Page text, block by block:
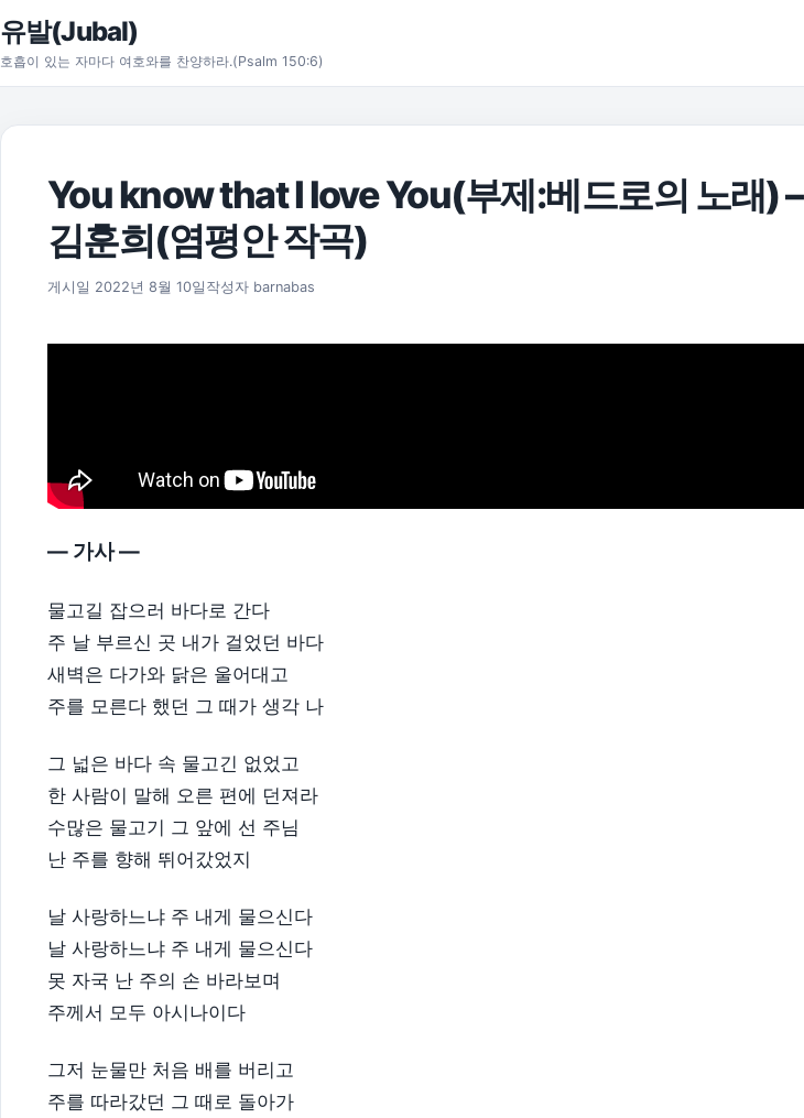
본문으로 건너뛰기
유발(Jubal)
호흡이 있는 자마다 여호와를 찬양하라.(Psalm 150:6)
You know that I love You(부제:베드로의 노래) –
김훈희(염평안 작곡)
게시일 2022년 8월 10일 2025년 11월 18일
작성자 barnabas
— 가사 —
물고길 잡으러 바다로 간다
주 날 부르신 곳 내가 걸었던 바다
새벽은 다가와 닭은 울어대고
주를 모른다 했던 그 때가 생각 나
그 넓은 바다 속 물고긴 없었고
한 사람이 말해 오른 편에 던져라
수많은 물고기 그 앞에 선 주님
난 주를 향해 뛰어갔었지
날 사랑하느냐 주 내게 물으신다
날 사랑하느냐 주 내게 물으신다
못 자국 난 주의 손 바라보며
주께서 모두 아시나이다
그저 눈물만 처음 배를 버리고
주를 따라갔던 그 때로 돌아가